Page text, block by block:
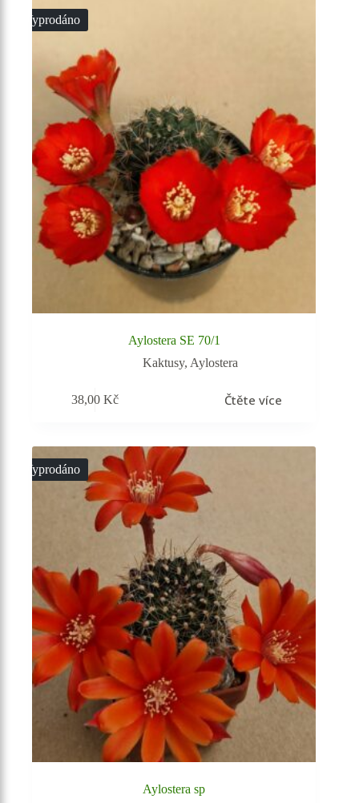
Vyprodáno
Aylostera SE 70/1
Kaktusy, Aylostera
38,00Kč Čtěte více
Vyprodáno
Aylostera sp